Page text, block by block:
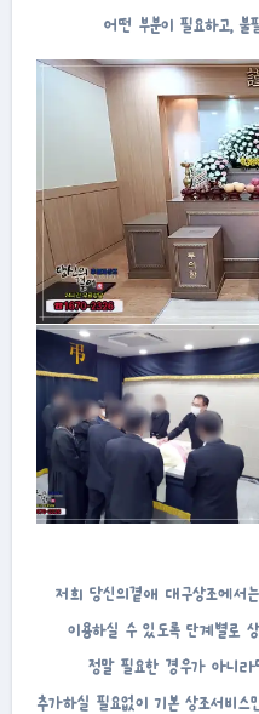
어떤 부분이 필요하고,
저희 당신의곁애 대구상조에서
이용하실 수 있도록 단계별로
정말 필요한 경우가 아니라
추가하실 필요없이 기본 상조서비